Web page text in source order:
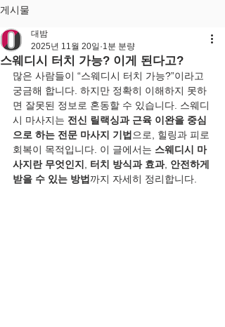
게시물
스웨디시 터치 가능? 이게 된다고?
대밤
2025년 11월 20일 1분 분량
많은 사람들이 “스웨디시 터치 가능?”이라고
궁금해 합니다. 하지만 정확히 이해하지 못하
면 잘못된 정보로 혼동할 수 있습니다. 스웨디
시 마사지는 전신 릴랙싱과 근육 이완을 중심
으로 하는 전문 마사지 기법 으로, 힐링과 피로
회복이 목적입니다. 이 글에서는 스웨디시 마
사지란 무엇인지
터치 방식과 효과, 안전하게
받을 수 있는 방법 까지 자세히 정리합니다.